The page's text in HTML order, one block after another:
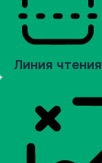
Линия чтения